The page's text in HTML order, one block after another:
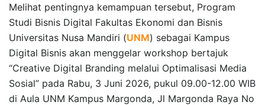
Melihat pentingnya kemampuan tersebut, Program
Studi Bisnis Digital Fakultas Ekonomi dan Bisnis
Universitas Nusa Mandiri (UNM) sebagai Kampus
Digital Bisnis akan menggelar workshop bertajuk
“Creative Digital Branding melalui Optimalisasi Media
Sosial” pada Rabu, 3 Juni 2026, pukul 09.00-12.00 WIB
di Aula UNM Kampus Margonda, Jl Margonda Raya No